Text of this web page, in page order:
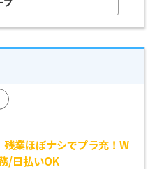
業ほぼナシでプラ充！W
/日払いOK